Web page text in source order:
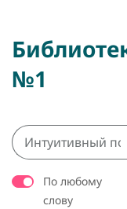
№1
По любому
слову